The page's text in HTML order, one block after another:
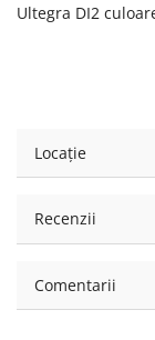
Ultegra DI2
Locație
Recenzii
Comentarii